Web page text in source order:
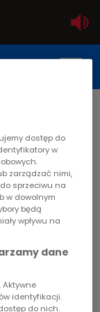
w
operacji
tego
dostęp do
w
zarządzać nimi,
sprzeciwu na
w dowolnym
będą
wpływu na
dane
Aktywne
identyfikacji.
do nich.